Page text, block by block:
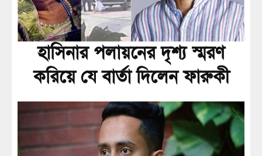
হাসিনার পলায়নের দৃশ্য স্মরণ
করিয়ে যে বার্তা দিলেন ফারুকী